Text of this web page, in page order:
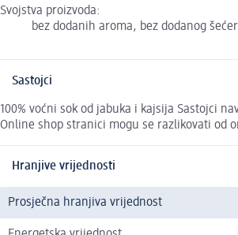
Svojstva proizvoda:
bez dodanih aroma, bez dodanog
Sastojci
100% voćni sok od jabuka i kajsija Sastojci
Online shop stranici mogu se razlikovati od
Hranjive vrijednosti
Prosječna hranjiva vrijednost